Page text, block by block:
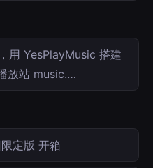
用 YesPlayMusic 搭建
放站 music.…
定版 开箱